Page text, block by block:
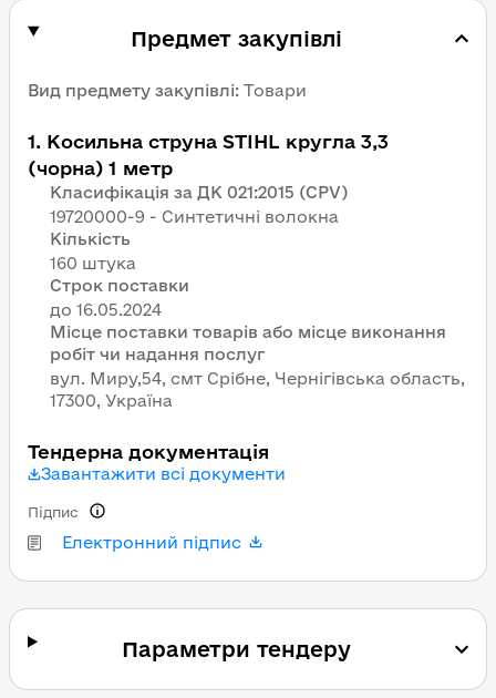
Предмет закупівлі
Вид предмету закупівлі: Товари
1. Косильна струна STIHL кругла 3,3
(чорна) 1 метр
Класифікація за ДК 021:2015 (CPV)
19720000-9 - Синтетичні волокна
Кількість
160 штука
Строк поставки
Місце поставки товарів або місце виконання
робіт чи надання послуг
вул. Миру,54, смт Срібне, Чернігівська область,
17300, Україна
Тендерна документація
Завантажити всі документи
Електронний підпис
Підпис
Параметри тендеру